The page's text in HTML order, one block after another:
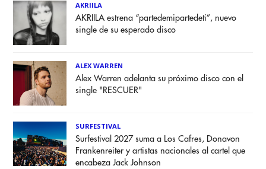
AKRIILA
AKRIILA estrena “partedemipartedeti”, nuevo
single de su esperado disco
ALEX WARREN
Alex Warren adelanta su próximo disco con el
single "RESCUER"
SURFESTIVAL
Surfestival 2027 suma a Los Cafres, Donavon
Frankenreiter y artistas nacionales al cartel que
encabeza Jack Johnson